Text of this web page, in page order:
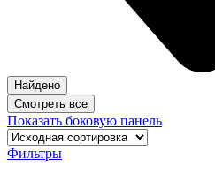
Найдено
Смотреть все
Показать боковую панель
Фильтры